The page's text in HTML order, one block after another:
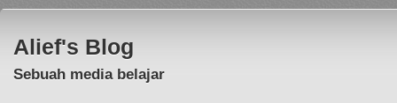
Alief's Blog
Sebuah media belajar